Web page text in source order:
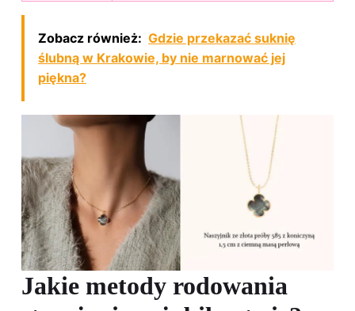
Zobacz również: Gdzie przekazać suknię
ślubną w Krakowie, by nie marnować jej
piękna?
Jakie metody rodowania